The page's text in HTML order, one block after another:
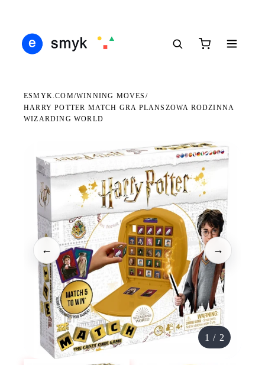
ESMYK.COM/WINNING MOVES /
HARRY POTTER MATCH GRA PLANSZOWA RODZINNA
WIZARDING WORLD
WKRÓTCE W SPRZEDAŻY
← →
1 / 2